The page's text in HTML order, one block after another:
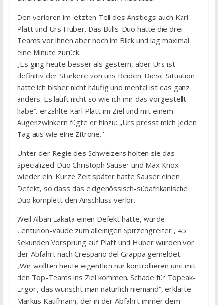
Den verloren im letzten Teil des Anstiegs auch Karl
Platt und Urs Huber. Das Bulls-Duo hatte die drei
Teams vor ihnen aber noch im Blick und lag maximal
eine Minute zurück.
„Es ging heute besser als gestern, aber Urs ist
definitiv der Stärkere von uns Beiden. Diese Situation
hatte ich bisher nicht häufig und mental ist das ganz
anders. Es läuft nicht so wie ich mir das vorgestellt
habe“, erzählte Karl Platt im Ziel und mit einem
Augenzwinkern fügte er hinzu: „Urs presst mich jeden
Tag aus wie eine Zitrone.“
Unter der Regie des Schweizers holten sie das
Specialized-Duo Christoph Sauser und Max Knox
wieder ein. Kurze Zeit später hatte Sauser einen
Defekt, so dass das eidgenössisch-südafrikanische
Duo komplett den Anschluss verlor.
Weil Alban Lakata einen Defekt hatte, wurde
Centurion-Vaude zum alleinigen Spitzengreiter , 45
Sekunden Vorsprung auf Platt und Huber wurden vor
der Abfahrt nach Crespano del Grappa gemeldet.
„Wir wollten heute eigentlich nur kontrollieren und mit
den Top-Teams ins Ziel kommen. Schade für Topeak-
Ergon, das wünscht man natürlich niemand“, erklärte
Markus Kaufmann, der in der Abfahrt immer dem